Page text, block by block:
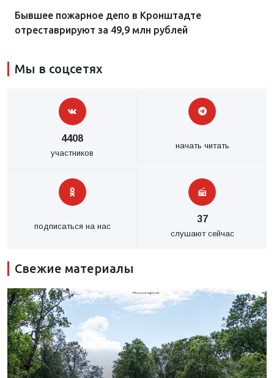
Бывшее пожарное депо в Кронштадте
отреставрируют за 49,9 млн рублей
Мы в соцсетях
4408
участников
начать читать
подписаться на нас
37
слушают сейчас
Свежие материалы